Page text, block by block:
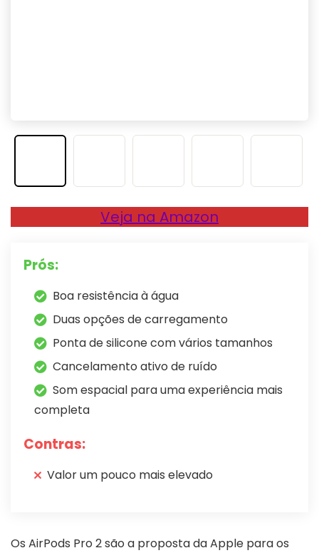
Veja na Amazon
Prós:
Boa resistência à água
Duas opções de carregamento
Ponta de silicone com vários tamanhos
Cancelamento ativo de ruído
Som espacial para uma experiência mais
completa
Contras:
Valor um pouco mais elevado
Os AirPods Pro 2 são a proposta da Apple para os